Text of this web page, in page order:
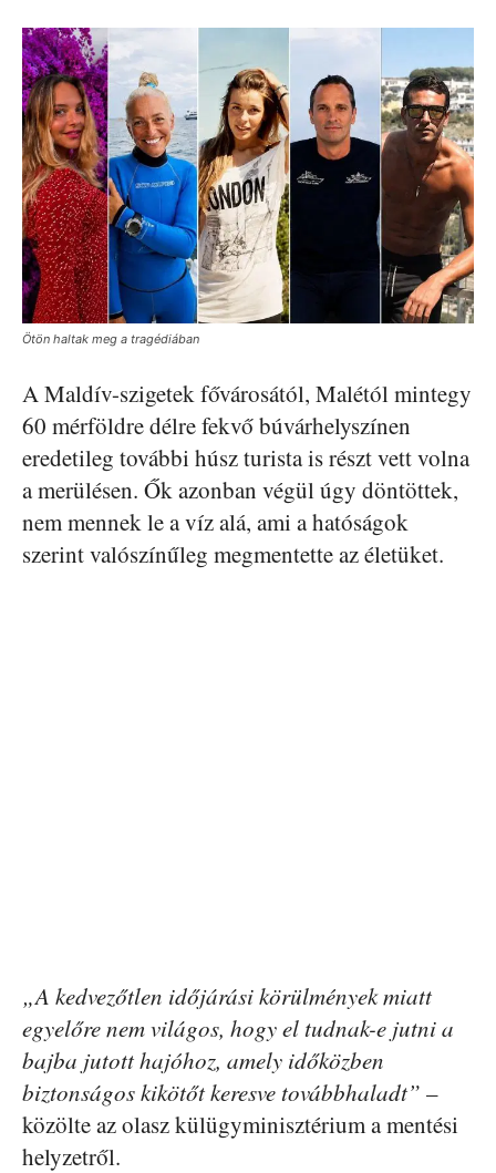
Ötön haltak meg a tragédiában
A Maldív-szigetek fővárosától, Malétól mintegy
60 mérföldre délre fekvő búvárhelyszínen
eredetileg további húsz turista is részt vett volna
a merülésen. Ők azonban végül úgy döntöttek,
nem mennek le a víz alá, ami a hatóságok
szerint valószínűleg megmentette az életüket.
„A kedvezőtlen időjárási körülmények miatt
egyelőre nem világos, hogy el tudnak-e jutni a
bajba jutott hajóhoz, amely időközben
biztonságos kikötőt keresve továbbhaladt” –
közölte az olasz külügyminisztérium a mentési
helyzetről.